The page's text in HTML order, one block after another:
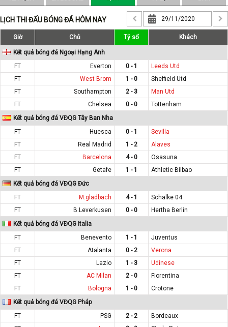
LỊCH THI ĐẤU BÓNG ĐÁ HÔM NAY
Giờ Chủ Tỷ số Khách
Kết quả bóng đá Ngoại Hạng Anh
FT
Everton 0 - 1
Leeds Utd
FT
West Brom 1 - 0
Sheffield Utd
FT
Southampton 2 - 3
Man Utd
FT
Chelsea 0 - 0
Tottenham
Kết quả bóng đá VĐQG Tây Ban Nha
FT
Huesca 0 - 1
Sevilla
FT
Real Madrid 1 - 2
Alaves
FT
Barcelona 4 - 0
Osasuna
FT
Getafe 1 - 1
Athletic Bilbao
Kết quả bóng đá VĐQG Đức
FT
M.gladbach 4 - 1
Schalke 04
FT
B.Leverkusen 0 - 0
Hertha Berlin
Kết quả bóng đá VĐQG Italia
FT
Benevento 1 - 1
Juventus
FT
Atalanta 0 - 2
Verona
FT
Lazio 1 - 3
Udinese
FT
AC Milan 2 - 0
Fiorentina
FT
Bologna 1 - 0
Crotone
Kết quả bóng đá VĐQG Pháp
FT
PSG 2 - 2
Bordeaux